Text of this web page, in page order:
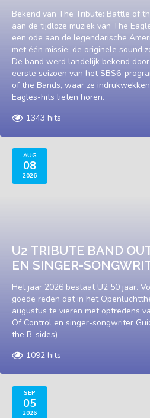
Bekend van The Tribute: Battle of
aan de tijdloze muziek van The
een ode aan de legendarische
met één missie: de originele sound
De band werd landelijk bekend
eerste seizoen van het SBS6-
of the Bands, waar ze
Eagles-hits lieten horen.
1343 hits
AUG
08
2026
U2 TRIBUTE BAND
EN SINGER-
Het jaar 2026 bestaat U2 50 jaar.
goede reden dat in het
augustus te vieren met optredens
Of Control en singer-songwriter
the B-sides)
1092 hits
SEP
05
2026